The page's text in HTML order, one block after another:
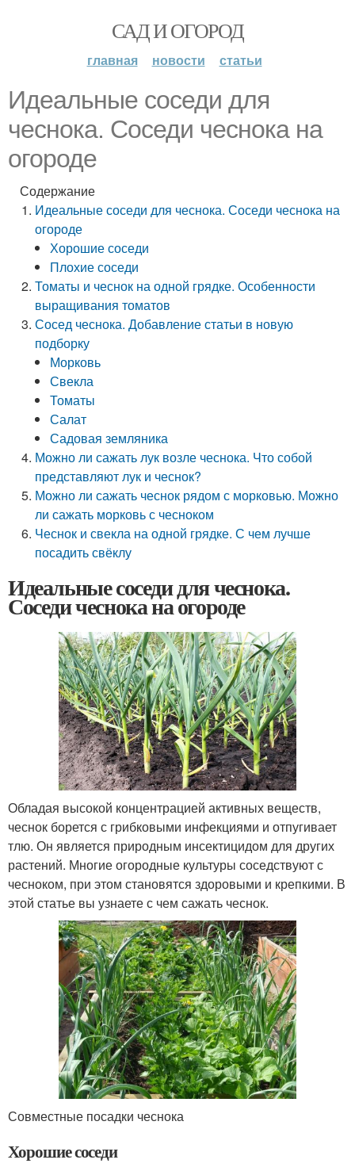
САД И ОГОРОД
главная новости статьи
Идеальные соседи для
чеснока. Соседи чеснока на
огороде
Содержание
Идеальные соседи для чеснока. Соседи чеснока на
огороде
Хорошие соседи
Плохие соседи
Томаты и чеснок на одной грядке. Особенности
выращивания томатов
Сосед чеснока. Добавление статьи в новую
подборку
Морковь
Свекла
Томаты
Салат
Садовая земляника
Можно ли сажать лук возле чеснока. Что собой
представляют лук и чеснок?
Можно ли сажать чеснок рядом с морковью. Можно
ли сажать морковь с чесноком
Чеснок и свекла на одной грядке. С чем лучше
посадить свёклу
Идеальные соседи для чеснока.
Соседи чеснока на огороде
Обладая высокой концентрацией активных веществ,
чеснок борется с грибковыми инфекциями и отпугивает
тлю. Он является природным инсектицидом для других
растений. Многие огородные культуры соседствуют с
чесноком, при этом становятся здоровыми и крепкими. В
этой статье вы узнаете с чем сажать чеснок.
Совместные посадки чеснока
Хорошие соседи